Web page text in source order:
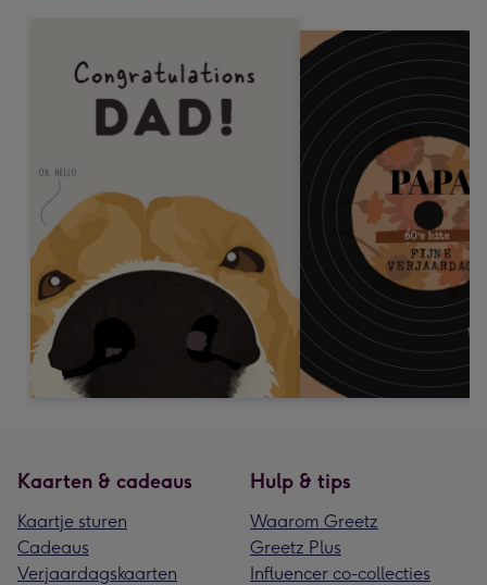
Kaarten & cadeaus
Kaartje sturen
Cadeaus
Verjaardagskaarten
Hulp & tips
Waarom Greetz
Greetz Plus
Influencer co-collecties